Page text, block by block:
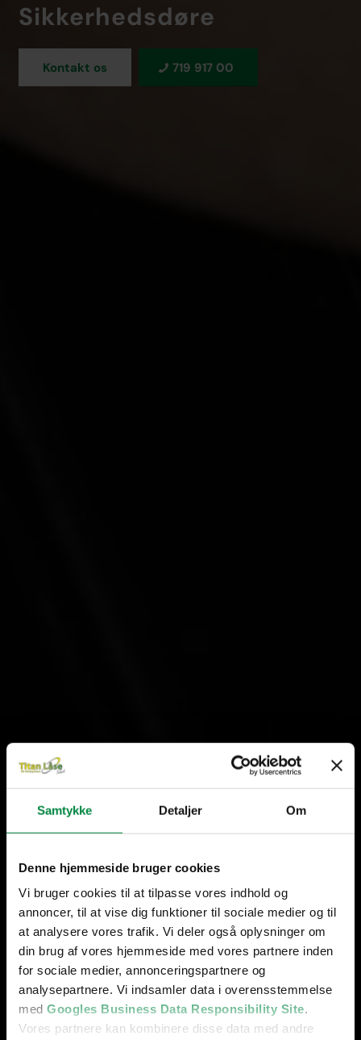
Samtykke Detaljer Om
Denne hjemmeside bruger cookies
Vi bruger cookies til at tilpasse vores indhold og
annoncer, til at vise dig funktioner til sociale medier og til
at analysere vores trafik. Vi deler også oplysninger om
din brug af vores hjemmeside med vores partnere inden
for sociale medier, annonceringspartnere og
analysepartnere. Vi indsamler data i overensstemmelse
med Googles Business Data Responsibility Site.
Vores partnere kan kombinere disse data med andre
Sikkerhedsdøre
Kontakt os 719 917 00